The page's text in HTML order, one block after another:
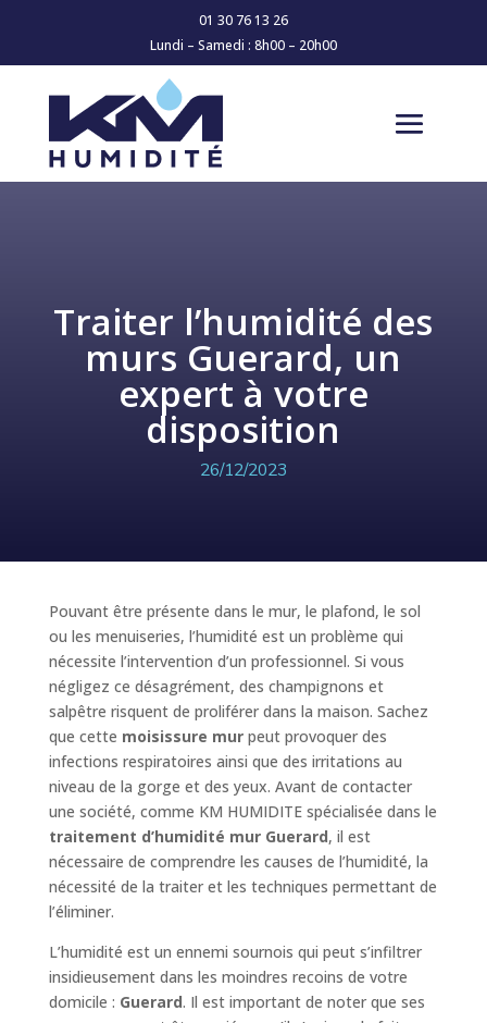
01 30 76 13 26
Lundi – Samedi : 8h00 – 20h00
Traiter l’humidité des
murs Guerard, un
expert à votre
disposition
26/12/2023
Pouvant être présente dans le mur, le plafond, le sol
ou les menuiseries, l’humidité est un problème qui
nécessite l’intervention d’un professionnel. Si vous
négligez ce désagrément, des champignons et
salpêtre risquent de proliférer dans la maison. Sachez
que cette moisissure murpeut provoquer des
infections respiratoires ainsi que des irritations au
niveau de la gorge et des yeux. Avant de contacter
une société, comme KM HUMIDITE spécialisée dans le
traitement d’humidité mur Guerard, il est
nécessaire de comprendre les causes de l’humidité, la
nécessité de la traiter et les techniques permettant de
l’éliminer.
L’humidité est un ennemi sournois qui peut s’infiltrer
insidieusement dans les moindres recoins de votre
domicile : Guerard. Il est important de noter que ses